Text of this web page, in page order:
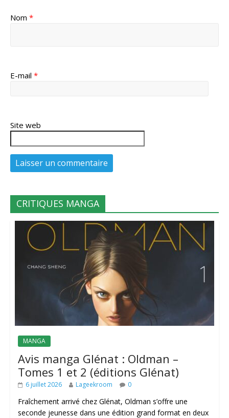
Nom *
E-mail *
Site web
CRITIQUES MANGA
MANGA
Avis manga Glénat : Oldman –
Tomes 1 et 2 (éditions Glénat)
6 juillet 2026 Lageekroom 0
Fraîchement arrivé chez Glénat, Oldman s’offre une
seconde jeunesse dans une édition grand format en deux